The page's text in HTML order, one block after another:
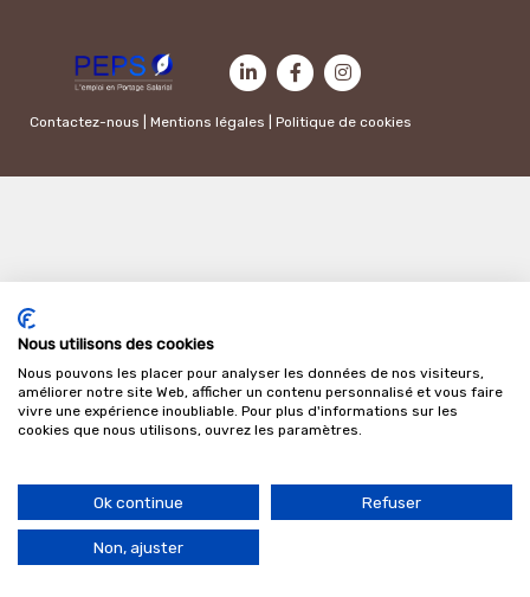
Contactez-nous |Mentions légales |Politique de cookies
Nous utilisons des cookies
Nous pouvons les placer pour analyser les données de nos visiteurs,
améliorer notre site Web, afficher un contenu personnalisé et vous faire
vivre une expérience inoubliable. Pour plus d'informations sur les
cookies que nous utilisons, ouvrez les paramètres.
Ok continue Refuser
Non, ajuster